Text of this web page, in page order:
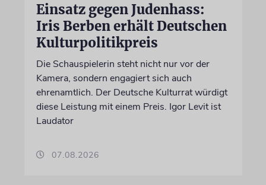
Einsatz gegen Judenhass:
Iris Berben erhält Deutschen
Kulturpolitikpreis
Die Schauspielerin steht nicht nur vor der
Kamera, sondern engagiert sich auch
ehrenamtlich. Der Deutsche Kulturrat würdigt
diese Leistung mit einem Preis. Igor Levit ist
Laudator
07.08.2026